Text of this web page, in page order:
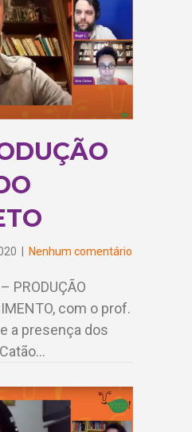
Nenhum comentário
PRODUÇÃO
com o prof.
a presença dos